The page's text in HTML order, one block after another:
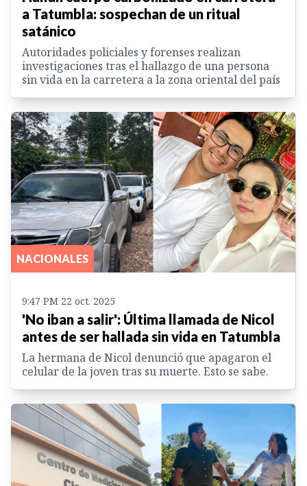
a Tatumbla: sospechan de un ritual
satánico
Autoridades policiales y forenses realizan
investigaciones tras el hallazgo de una persona
sin vida en la carretera a la zona oriental del país
NACIONALES
9:47 PM 22 oct. 2025
'No iban a salir': Última llamada de Nicol
antes de ser hallada sin vida en Tatumbla
La hermana de Nicol denunció que apagaron el
celular de la joven tras su muerte. Esto se sabe.